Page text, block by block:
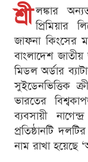
শ্রী লঙ্কার
জাফনা কিংসের
বাংলাদেশ
মিডল অর্ডার
সুইডেনভিত্তিক
ভারতের
ব্যবসায়ী
প্রতিষ্ঠানটি
নাম রাখা হয়েছে